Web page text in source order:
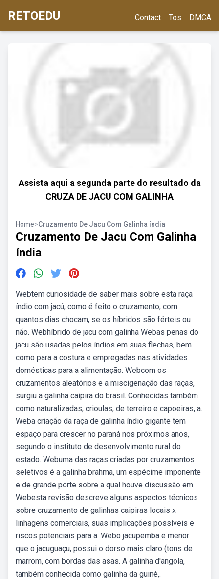
RETOEDU Contact Tos DMCA
Assista aqui a segunda parte do resultado da
CRUZA DE JACU COM GALINHA
Home>Cruzamento De Jacu Com Galinha índia
Cruzamento De Jacu Com Galinha
índia
Webtem curiosidade de saber mais sobre esta raça
índio com jacú, como é feito o cruzamento, com
quantos dias chocam, se os híbridos são férteis ou
não. Webhíbrido de jacu com galinha Webas penas do
jacu são usadas pelos índios em suas flechas, bem
como para a costura e empregadas nas atividades
domésticas para a alimentação. Webcom os
cruzamentos aleatórios e a miscigenação das raças,
surgiu a galinha caipira do brasil. Conhecidas também
como naturalizadas, crioulas, de terreiro e capoeiras, a.
Weba criação da raça de galinha índio gigante tem
espaço para crescer no paraná nos próximos anos,
segundo o instituto de desenvolvimento rural do
estado. Webuma das raças criadas por cruzamentos
seletivos é a galinha brahma, um espécime imponente
e de grande porte sobre a qual houve discussão em.
Webesta revisão descreve alguns aspectos técnicos
sobre cruzamento de galinhas caipiras locais x
linhagens comerciais, suas implicações possíveis e
riscos potenciais para a. Webo jacupemba é menor
que o jacuguaçu, possui o dorso mais claro (tons de
marrom, com bordas das asas. A galinha d'angola,
também conhecida como galinha da guiné,.